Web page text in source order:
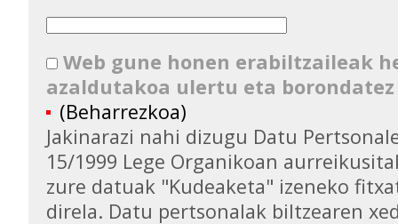
Web gune honen erabiltzaileak
azaldutakoa ulertu eta
(Beharrezkoa)
Jakinarazi nahi dizugu Datu
15/1999 Lege Organikoan
zure datuak "Kudeaketa" izeneko
direla. Datu pertsonalak biltzearen